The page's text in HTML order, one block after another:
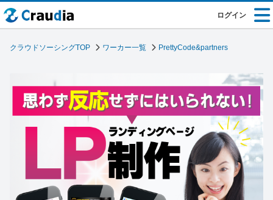
ログイン
クラウドソーシングTOP ワーカー一覧 PrettyCode&partners